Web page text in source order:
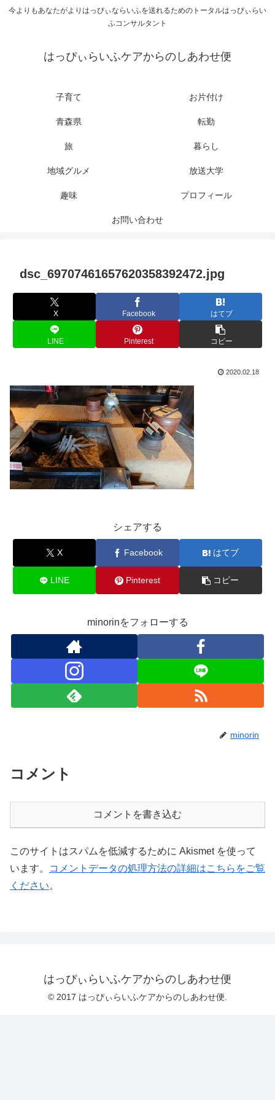
今よりもあなたがよりはっぴぃならいふを送れるためのトータルはっぴぃらい
ふコンサルタント
はっぴぃらいふケアからのしあわせ便
子育て お片付け
青森県 転勤
旅 暮らし
地域グルメ 放送大学
趣味 プロフィール
お問い合わせ
dsc_69707461657620358392472.jpg
X Facebook はてブ
LINE Pinterest コピー
2020.02.18
シェアする
X Facebook はてブ
LINE Pinterest コピー
minorinをフォローする
minorin
コメント
コメントを書き込む
このサイトはスパムを低減するために Akismet を使って
います。
コメントデータの処理方法の詳細はこちらをご覧
ください。
はっぴぃらいふケアからのしあわせ便
© 2017 はっぴぃらいふケアからのしあわせ便.